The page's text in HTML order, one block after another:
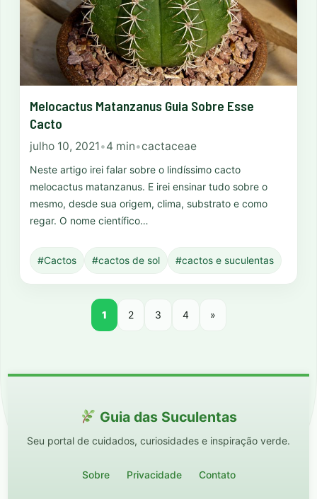
Melocactus Matanzanus Guia Sobre Esse
Cacto
julho 10, 2021 •4 min•cactaceae
Neste artigo irei falar sobre o lindíssimo cacto
melocactus matanzanus. E irei ensinar tudo sobre o
mesmo, desde sua origem, clima, substrato e como
regar. O nome científico…
#Cactos #cactos de sol #cactos e suculentas
1 2 3 4 »
Guia das Suculentas
Seu portal de cuidados, curiosidades e inspiração verde.
Sobre Privacidade Contato